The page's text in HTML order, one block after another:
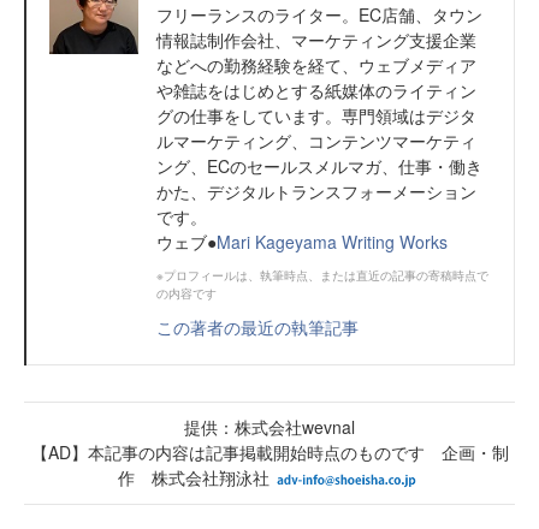
フリーランスのライター。EC店舗、タウン
情報誌制作会社、マーケティング支援企業
などへの勤務経験を経て、ウェブメディア
や雑誌をはじめとする紙媒体のライティン
グの仕事をしています。専門領域はデジタ
ルマーケティング、コンテンツマーケティ
ング、ECのセールスメルマガ、仕事・働き
かた、デジタルトランスフォーメーション
です。
ウェブ●Mari Kageyama Writing Works
※プロフィールは、執筆時点、または直近の記事の寄稿時点で
の内容です
この著者の最近の執筆記事
提供：株式会社wevnal
【AD】本記事の内容は記事掲載開始時点のものです 企画・制
作 株式会社翔泳社